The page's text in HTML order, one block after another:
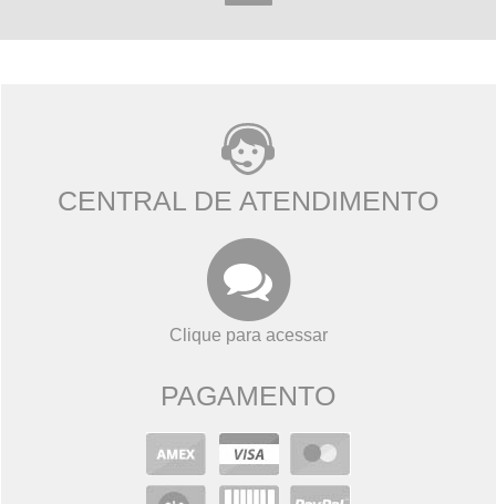
CENTRAL DE ATENDIMENTO
Clique para acessar
PAGAMENTO